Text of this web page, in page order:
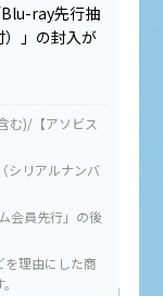
ray先行抽
」の封入が
む)/【アソビス
シリアルナンバ
会員先行」の後
理由にした商